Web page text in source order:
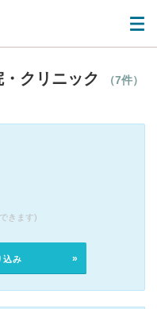
クリニック （7件）
きます)
込み